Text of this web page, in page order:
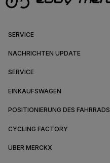
SERVICE
NACHRICHTEN UPDATE
SERVICE
EINKAUFSWAGEN
POSITIONIERUNG DES FAHRRADS
CYCLING FACTORY
ÜBER MERCKX